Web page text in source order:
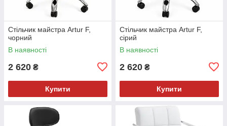
Стільчик майстра Artur F,
чорний
В наявності
2 620 ₴
Купити
Стільчик майстра Artur F,
сірий
В наявності
2 620 ₴
Купити